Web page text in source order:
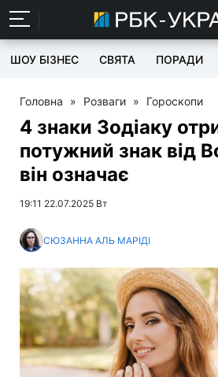
ШОУ БІЗНЕС СВЯТА ПОРАДИ
Головна » Розваги » Гороскопи
4 знаки Зодіаку
потужний знак від
він означає
19:11 22.07.2025 Вт
СЮЗАННА АЛЬ МАРІДІ